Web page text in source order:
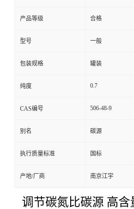
产品等级 合格
型号 一般
包装规格 罐装
纯度 0.7
CAS编号 506-48-9
别名 碳源
执行质量标准 国标
产地/厂商 南京江宇
调节碳氮比碳源 高含